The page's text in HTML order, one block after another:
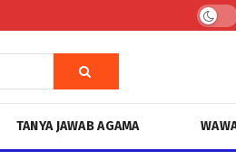
TANYA JAWAB AGAMA